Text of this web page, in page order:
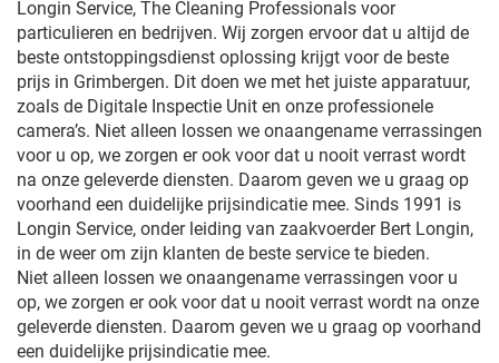
Longin Service, The Cleaning Professionals voor
particulieren en bedrijven. Wij zorgen ervoor dat u altijd de
beste ontstoppingsdienst oplossing krijgt voor de beste
prijs in Grimbergen. Dit doen we met het juiste apparatuur,
zoals de Digitale Inspectie Unit en onze professionele
camera’s. Niet alleen lossen we onaangename verrassingen
voor u op, we zorgen er ook voor dat u nooit verrast wordt
na onze geleverde diensten. Daarom geven we u graag op
voorhand een duidelijke prijsindicatie mee. Sinds 1991 is
Longin Service, onder leiding van zaakvoerder Bert Longin,
in de weer om zijn klanten de beste service te bieden.
Niet alleen lossen we onaangename verrassingen voor u
op, we zorgen er ook voor dat u nooit verrast wordt na onze
geleverde diensten. Daarom geven we u graag op voorhand
een duidelijke prijsindicatie mee.